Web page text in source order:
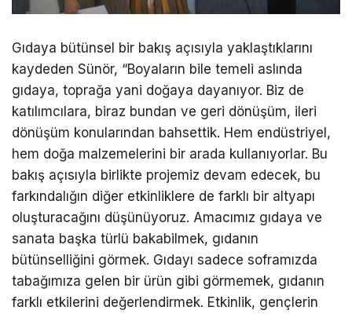
Gıdaya bütünsel bir bakış açısıyla yaklaştıklarını
kaydeden Sünör, “Boyaların bile temeli aslında
gıdaya, toprağa yani doğaya dayanıyor. Biz de
katılımcılara, biraz bundan ve geri dönüşüm, ileri
dönüşüm konularından bahsettik. Hem endüstriyel,
hem doğa malzemelerini bir arada kullanıyorlar. Bu
bakış açısıyla birlikte projemiz devam edecek, bu
farkındalığın diğer etkinliklere de farklı bir altyapı
oluşturacağını düşünüyoruz. Amacımız gıdaya ve
sanata başka türlü bakabilmek, gıdanın
bütünselliğini görmek. Gıdayı sadece soframızda
tabağımıza gelen bir ürün gibi görmemek, gıdanın
farklı etkilerini değerlendirmek. Etkinlik, gençlerin